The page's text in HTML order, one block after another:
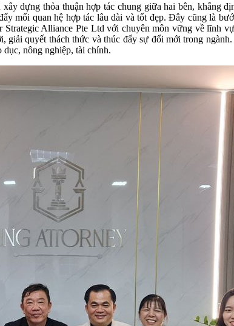
dựng thỏa thuận hợp tác chung giữa hai bên, khẳng
mối quan hệ hợp tác lâu dài và tốt đẹp. Đây cũng là
Alliance Pte Ltd với chuyên môn vững về lĩnh
giải quyết thách thức và thúc đẩy sự đổi mới trong
nông nghiệp, tài chính.